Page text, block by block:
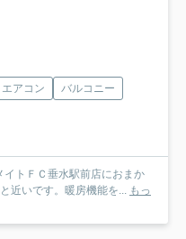
エアコン
バルコニー
トＦＣ垂水駅前店におまか
近いです。暖房機能を... もっ